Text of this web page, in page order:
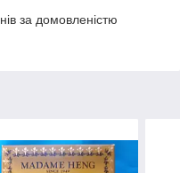
за домовленістю